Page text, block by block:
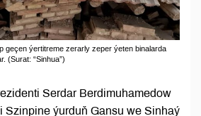
geçen ýertitreme zerarly zeper ýeten binalarda
(Surat: “Sinhua”)
Serdar Berdimuhamedow
Szinpine ýurduň Gansu we Sinhaý